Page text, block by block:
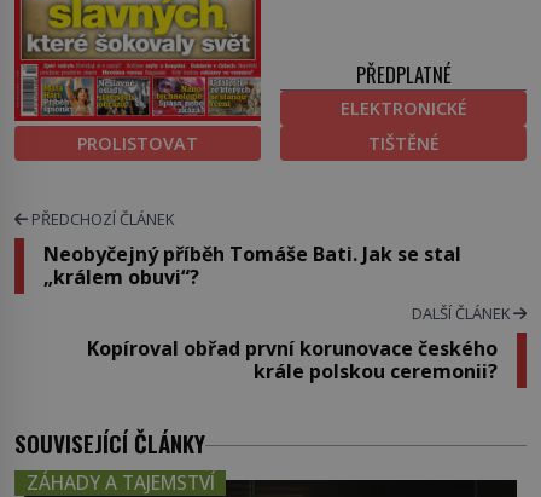
PROLISTOVAT
PŘEDPLATNÉ
ELEKTRONICKÉ
TIŠTĚNÉ
PŘEDCHOZÍ ČLÁNEK
Neobyčejný příběh Tomáše Bati. Jak se stal
„králem obuvi“?
DALŠÍ ČLÁNEK
Kopíroval obřad první korunovace českého
krále polskou ceremonii?
SOUVISEJÍCÍ ČLÁNKY
ZÁHADY A TAJEMSTVÍ